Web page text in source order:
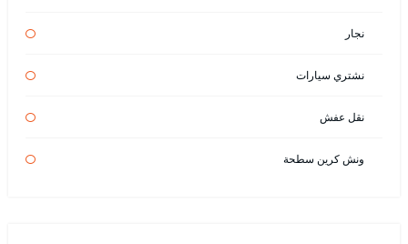
نجار
نشتري سيارات
نقل عفش
ونش كرين سطحة